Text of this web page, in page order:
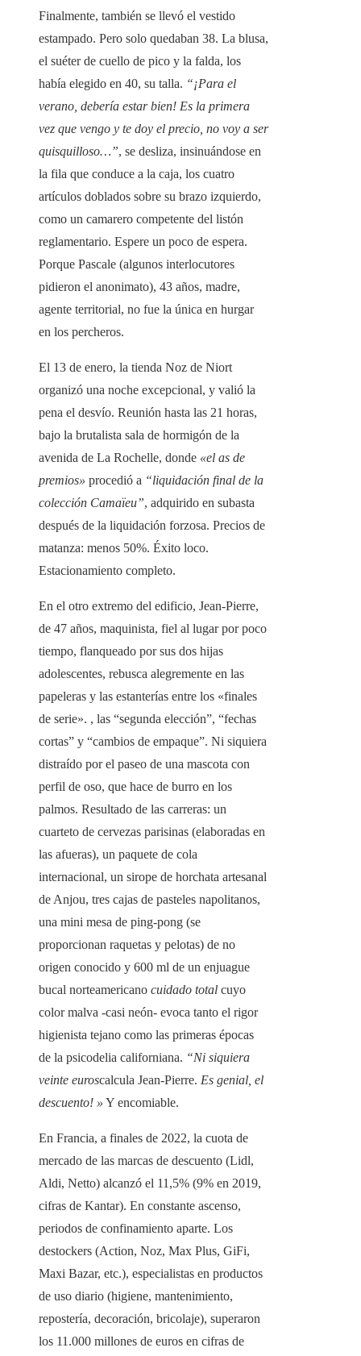
Finalmente, también se llevó el vestido
estampado. Pero solo quedaban 38. La blusa,
el suéter de cuello de pico y la falda, los
había elegido en 40, su talla. “¡Para el
verano, debería estar bien! Es la primera
vez que vengo y te doy el precio, no voy a ser
quisquilloso…”, se desliza, insinuándose en
la fila que conduce a la caja, los cuatro
artículos doblados sobre su brazo izquierdo,
como un camarero competente del listón
reglamentario. Espere un poco de espera.
Porque Pascale (algunos interlocutores
pidieron el anonimato), 43 años, madre,
agente territorial, no fue la única en hurgar
en los percheros.
El 13 de enero, la tienda Noz de Niort
organizó una noche excepcional, y valió la
pena el desvío. Reunión hasta las 21 horas,
bajo la brutalista sala de hormigón de la
avenida de La Rochelle, donde «el as de
premios» procedió a “liquidación final de la
colección Camaïeu”, adquirido en subasta
después de la liquidación forzosa. Precios de
matanza: menos 50%. Éxito loco.
Estacionamiento completo.
En el otro extremo del edificio, Jean-Pierre,
de 47 años, maquinista, fiel al lugar por poco
tiempo, flanqueado por sus dos hijas
adolescentes, rebusca alegremente en las
papeleras y las estanterías entre los «finales
de serie». , las “segunda elección”, “fechas
cortas” y “cambios de empaque”. Ni siquiera
distraído por el paseo de una mascota con
perfil de oso, que hace de burro en los
palmos. Resultado de las carreras: un
cuarteto de cervezas parisinas (elaboradas en
las afueras), un paquete de cola
internacional, un sirope de horchata artesanal
de Anjou, tres cajas de pasteles napolitanos,
una mini mesa de ping-pong (se
proporcionan raquetas y pelotas) de no
origen conocido y 600 ml de un enjuague
bucal norteamericano cuidado total cuyo
color malva -casi neón- evoca tanto el rigor
higienista tejano como las primeras épocas
de la psicodelia californiana. “Ni siquiera
veinte euroscalcula Jean-Pierre. Es genial, el
descuento! » Y encomiable.
En Francia, a finales de 2022, la cuota de
mercado de las marcas de descuento (Lidl,
Aldi, Netto) alcanzó el 11,5% (9% en 2019,
cifras de Kantar). En constante ascenso,
periodos de confinamiento aparte. Los
destockers (Action, Noz, Max Plus, GiFi,
Maxi Bazar, etc.), especialistas en productos
de uso diario (higiene, mantenimiento,
repostería, decoración, bricolaje), superaron
los 11.000 millones de euros en cifras de